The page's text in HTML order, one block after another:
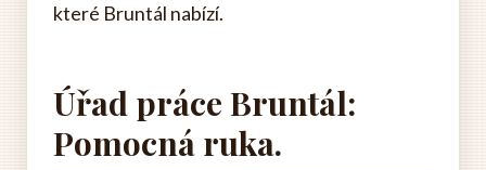
které Bruntál nabízí.
Úřad práce Bruntál:
Pomocná ruka.